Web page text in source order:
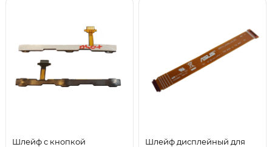
Шлейф с кнопкой
Шлейф дисплейный для